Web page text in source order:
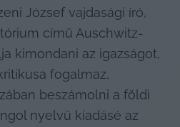
József vajdasági író,
című Auschwitz-
kimondani az igazságot,
fogalmaz,
beszámolni a földi
nyelvű kiadásé az